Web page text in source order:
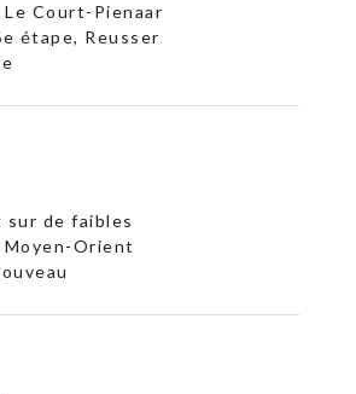
Le Court-Pienaar
étape, Reusser
sur de faibles
Orient